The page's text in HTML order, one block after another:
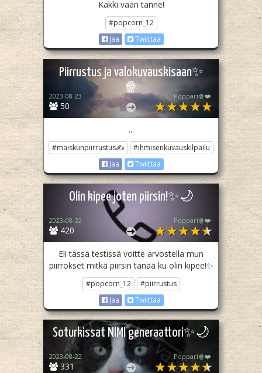
Kakki vaan tänne!
#popcorn_12
Jaa
Twiittaa
Piirrustus ja valokuvauskisaan✨
🍿
50
2023-08-23 Poppari🍿❤️
...
#maiskunpiirrustus✍️
#ihmisenkuvauskilpailu
Jaa
Twiittaa
Olin kipee joten piirsin!✨🌙
420
2023-08-22 Poppari🍿❤️
Eli tässä testissä voitte arvostella mun
piirrokset mitkä piirsin tänää ku olin kipee!✨
#popcorn_12
#piirrustus
Jaa
Twiittaa
Soturkissat NIMI generaattori✨🌙
331
2023-08-22 Poppari🍿❤️